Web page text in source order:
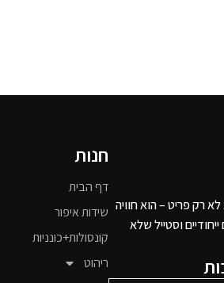
רק פריט – הוא חוויה
וסטייל שלא
חנות
דף הבית
שידות איפור
קונסולות+כונניות
ריהוט